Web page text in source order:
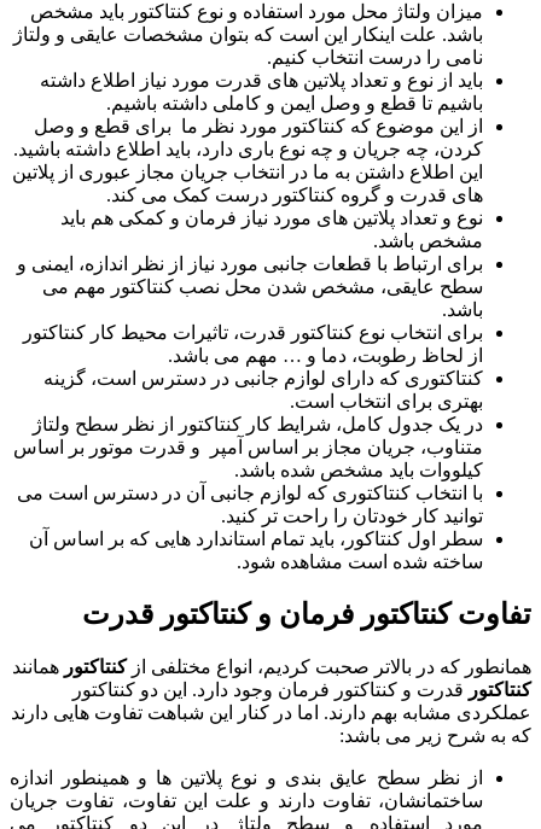
میزان ولتاژ محل مورد استفاده و نوع کنتاکتور باید مشخص
باشد. علت اینکار این است که بتوان مشخصات عایقی و ولتاژ
نامی را درست انتخاب کنیم.
باید از نوع و تعداد پلاتین های قدرت مورد نیاز اطلاع داشته
باشیم تا قطع و وصل ایمن و کاملی داشته باشیم.
از این موضوع که کنتاکتور مورد نظر ما برای قطع و وصل
کردن، چه جریان و چه نوع باری دارد، باید اطلاع داشته باشید.
این اطلاع داشتن به ما در انتخاب جریان مجاز عبوری از پلاتین
های قدرت و گروه کنتاکتور درست کمک می کند.
نوع و تعداد پلاتین های مورد نیاز فرمان و کمکی هم باید
مشخص باشد.
برای ارتباط با قطعات جانبی مورد نیاز از نظر اندازه، ایمنی و
سطح عایقی، مشخص شدن محل نصب کنتاکتور مهم می
باشد.
برای انتخاب نوع کنتاکتور قدرت، تاثیرات محیط کار کنتاکتور
از لحاظ رطوبت، دما و … مهم می باشد.
کنتاکتوری که دارای لوازم جانبی در دسترس است، گزینه
بهتری برای انتخاب است.
در یک جدول کامل، شرایط کار کنتاکتور از نظر سطح ولتاژ
متناوب، جریان مجاز بر اساس آمپر و قدرت موتور بر اساس
کیلووات باید مشخص شده باشد.
با انتخاب کنتاکتوری که لوازم جانبی آن در دسترس است می
توانید کار خودتان را راحت تر کنید.
سطر اول کنتاکور، باید تمام استاندارد هایی که بر اساس آن
ساخته شده است مشاهده شود.
تفاوت کنتاکتور فرمان و کنتاکتور قدرت
همانطور که در بالاتر صحبت کردیم، انواع مختلفی ازکنتاکتور همانند
کنتاکتور قدرت و کنتاکتور فرمان وجود دارد. این دو کنتاکتور
عملکردی مشابه بهم دارند. اما در کنار این شباهت تفاوت هایی دارند
که به شرح زیر می باشد:
از نظر سطح عایق بندی و نوع پلاتین ها و همینطور اندازه
ساختمانشان، تفاوت دارند و علت این تفاوت، تفاوت جریان
مورد استفاده و سطح ولتاژ در این دو کنتاکتور می